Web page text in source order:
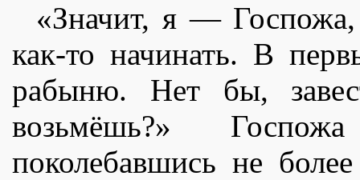
«Значит, я —
как-то начинать. В
рабыню. Нет бы,
возьмëшь?»
поколебавшись не